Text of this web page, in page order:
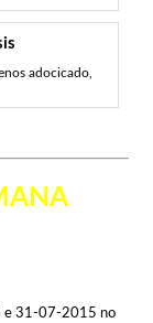
adocicado,
e 31-07-2015 no